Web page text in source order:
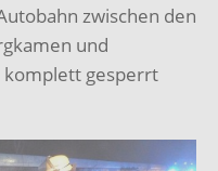
zwischen den
und
gesperrt